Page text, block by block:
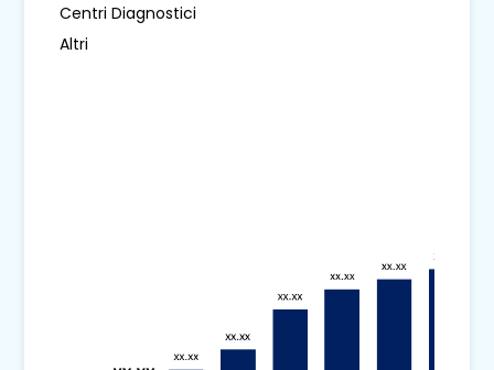
Centri Diagnostici
Altri